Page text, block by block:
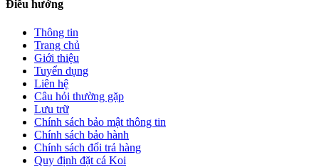
Điều hướng
Thông tin
Trang chủ
Giới thiệu
Tuyển dụng
Liên hệ
Câu hỏi thường gặp
Lưu trữ
Chính sách bảo mật thông tin
Chính sách bảo hành
Chính sách đổi trả hàng
Quy định đặt cá Koi